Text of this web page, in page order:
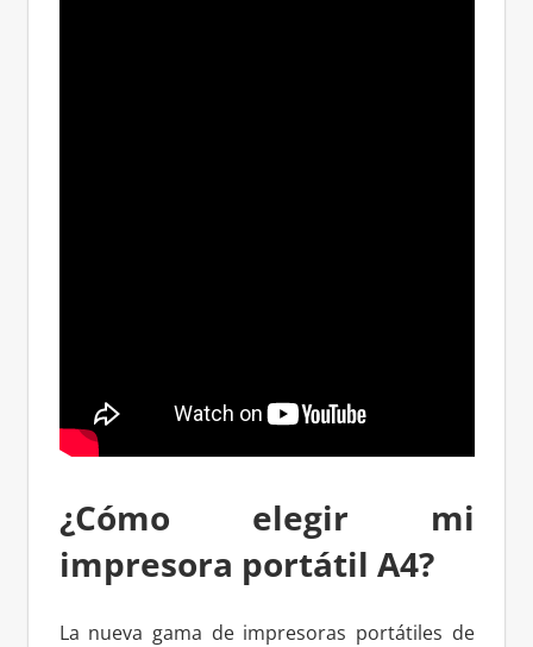
¿Cómo elegir mi
impresora portátil A4?
La nueva gama de impresoras portátiles de